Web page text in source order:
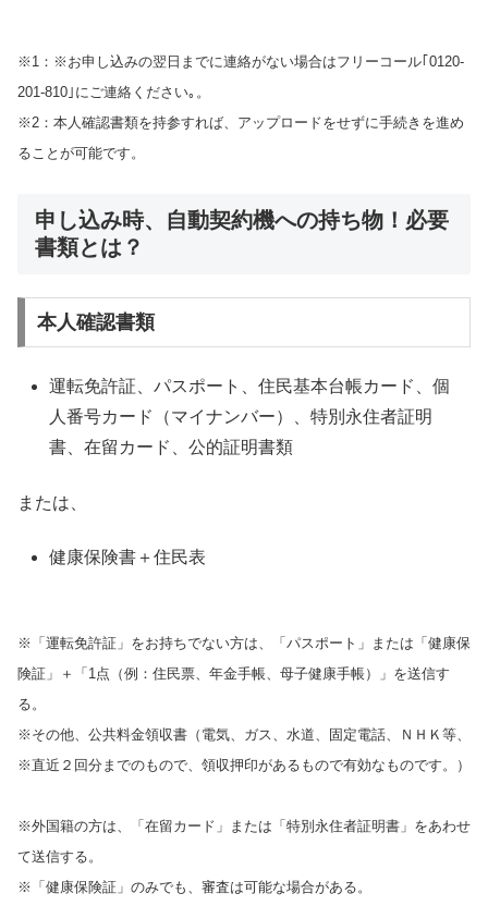
※1：※お申し込みの翌日までに連絡がない場合はフリーコール｢0120-
201-810｣にご連絡ください｡。
※2：本人確認書類を持参すれば、アップロードをせずに手続きを進め
ることが可能です。
申し込み時、自動契約機への持ち物！必要
書類とは？
本人確認書類
運転免許証、パスポート、住民基本台帳カード、個
人番号カード（マイナンバー）、特別永住者証明
書、在留カード、公的証明書類
または、
健康保険書＋住民表
※「運転免許証」をお持ちでない方は、「パスポート」または「健康保
険証」＋「1点（例：住民票、年金手帳、母子健康手帳）」を送信す
る。
※その他、公共料金領収書（電気、ガス、水道、固定電話、ＮＨＫ等、
※直近２回分までのもので、領収押印があるもので有効なものです。）
※外国籍の方は、「在留カード」または「特別永住者証明書」をあわせ
て送信する。
※「健康保険証」のみでも、審査は可能な場合がある。